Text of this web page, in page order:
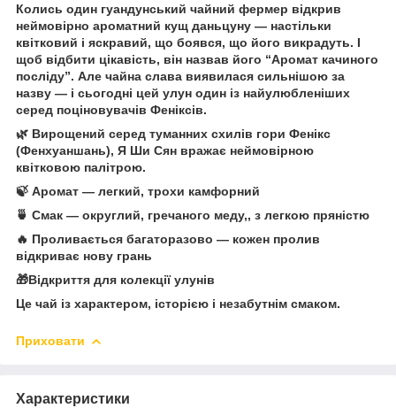
Колись один гуандунський чайний фермер відкрив
неймовірно ароматний кущ даньцуну — настільки
квітковий і яскравий, що боявся, що його викрадуть. І
щоб відбити цікавість, він назвав його “Аромат качиного
посліду”. Але чайна слава виявилася сильнішою за
назву — і сьогодні цей улун один із найулюбленіших
серед поціновувачів Феніксів.
🌿 Вирощений серед туманних схилів гори Фенікс
(Фенхуаншань), Я Ши Сян вражає неймовірною
квітковою палітрою.
🍃 Аромат — легкий, трохи камфорний
🍵 Смак — округлий, гречаного меду,, з легкою пряністю
🔥 Проливається багаторазово — кожен пролив
відкриває нову грань
🎁Відкриття для колекції улунів
Це чай із характером, історією і незабутнім смаком.
Приховати
Характеристики